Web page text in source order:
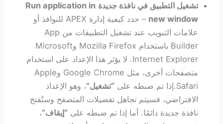
تشغيل التطبيق في نافذة جديدة Run application in
new window
– حدد كيفية إدارة APEX للنوافذ أو
علامات التبويب عند تشغيل التطبيقات من App
Builder باستخدام Mozilla Firefox وMicrosoft
Internet Explorer. لا يؤثر هذا الإعداد على استخدام
متصفحات أخرى، مثل Google Chrome وApple
Safari.إذا تم ضبطه على
“تشغيل”، وهو الإعداد
الافتراضي، فسيتم تجاهل تفضيلات المتصفح وستُفتح
نافذة جديدة دائمًا. أما إذا تم ضبطه على “إيقاف”،